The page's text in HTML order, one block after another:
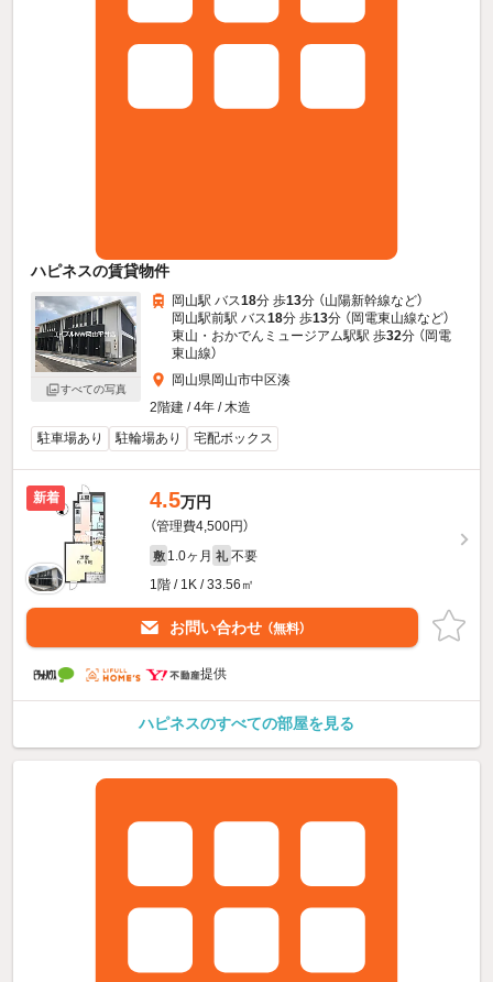
ハピネスの賃貸物件
すべての写真
岡山駅 バス18分 歩13分 （山陽新幹線など）
岡山駅前駅 バス18分 歩13分 （岡電東山線など）
東山・おかでんミュージアム駅駅 歩32分 （岡電
東山線）
岡山県岡山市中区湊
2階建 / 4年 / 木造
駐車場あり
駐輪場あり 宅配ボックス
新着 4.5万円
（管理費4,500円）
敷 1.0ヶ月 礼 不要
1階 / 1K / 33.56㎡
お問い合わせ （無料）
提供
ハピネスのすべての部屋を見る